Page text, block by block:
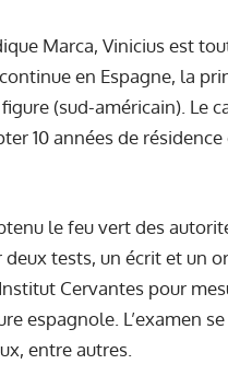
Marca, Vinicius est
en Espagne, la
(sud-américain). Le
10 années de
le feu vert des
deux tests, un écrit et un
Cervantes pour
espagnole. L’examen
entre autres.